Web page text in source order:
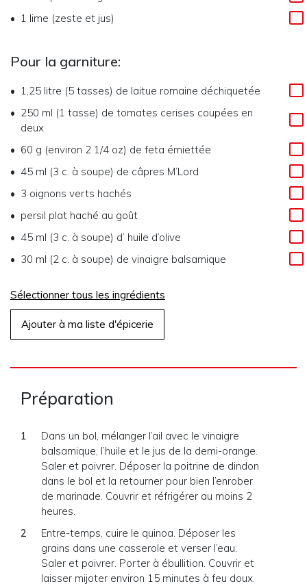
1 lime (zeste et jus)
Pour la garniture:
1,25 litre (5 tasses) de laitue romaine déchiquetée
250 ml (1 tasse) de tomates cerises coupées en
deux
60 g (environ 2 1/4 oz) de feta émiettée
45 ml (3 c. à soupe) de câpres M’Lord
3 oignons verts hachés
persil plat haché au goût
45 ml (3 c. à soupe) d’ huile d’olive
30 ml (2 c. à soupe) de vinaigre balsamique
Sélectionner tous les ingrédients
Ajouter à ma liste d'épicerie
Préparation
Dans un bol, mélanger l’ail avec le vinaigre
balsamique, l’huile et le jus de la demi-orange.
Saler et poivrer. Déposer la poitrine de dindon
dans le bol et la retourner pour bien l’enrober
de marinade. Couvrir et réfrigérer au moins 2
heures.
Entre-temps, cuire le quinoa. Déposer les
grains dans une casserole et verser l’eau.
Saler et poivrer. Porter à ébullition. Couvrir et
laisser mijoter environ 15 minutes à feu doux.